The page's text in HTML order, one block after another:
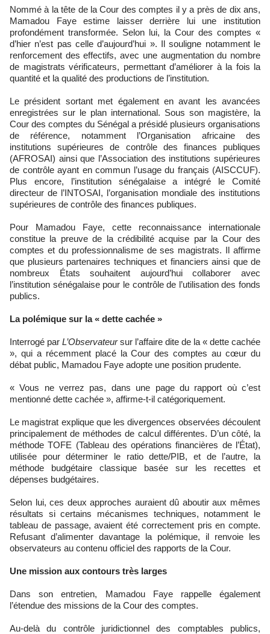
Nommé à la tête de la Cour des comptes il y a près de dix ans,
Mamadou Faye estime laisser derrière lui une institution
profondément transformée. Selon lui, la Cour des comptes «
d’hier n’est pas celle d’aujourd’hui ». Il souligne notamment le
renforcement des effectifs, avec une augmentation du nombre
de magistrats vérificateurs, permettant d’améliorer à la fois la
quantité et la qualité des productions de l’institution.
Le président sortant met également en avant les avancées
enregistrées sur le plan international. Sous son magistère, la
Cour des comptes du Sénégal a présidé plusieurs organisations
de référence, notamment l’Organisation africaine des
institutions supérieures de contrôle des finances publiques
(AFROSAI) ainsi que l’Association des institutions supérieures
de contrôle ayant en commun l’usage du français (AISCCUF).
Plus encore, l’institution sénégalaise a intégré le Comité
directeur de l’INTOSAI, l’organisation mondiale des institutions
supérieures de contrôle des finances publiques.
Pour Mamadou Faye, cette reconnaissance internationale
constitue la preuve de la crédibilité acquise par la Cour des
comptes et du professionnalisme de ses magistrats. Il affirme
que plusieurs partenaires techniques et financiers ainsi que de
nombreux États souhaitent aujourd’hui collaborer avec
l’institution sénégalaise pour le contrôle de l’utilisation des fonds
publics.
La polémique sur la « dette cachée »
Interrogé par L’Observateursur l’affaire dite de la « dette cachée
», qui a récemment placé la Cour des comptes au cœur du
débat public, Mamadou Faye adopte une position prudente.
« Vous ne verrez pas, dans une page du rapport où c’est
mentionné dette cachée », affirme-t-il catégoriquement.
Le magistrat explique que les divergences observées découlent
principalement de méthodes de calcul différentes. D’un côté, la
méthode TOFE (Tableau des opérations financières de l’État),
utilisée pour déterminer le ratio dette/PIB, et de l’autre, la
méthode budgétaire classique basée sur les recettes et
dépenses budgétaires.
Selon lui, ces deux approches auraient dû aboutir aux mêmes
résultats si certains mécanismes techniques, notamment le
tableau de passage, avaient été correctement pris en compte.
Refusant d’alimenter davantage la polémique, il renvoie les
observateurs au contenu officiel des rapports de la Cour.
Une mission aux contours très larges
Dans son entretien, Mamadou Faye rappelle également
l’étendue des missions de la Cour des comptes.
Au-delà du contrôle juridictionnel des comptables publics,